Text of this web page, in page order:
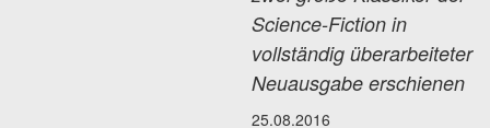
Science-Fiction in
vollständig überarbeiteter
Neuausgabe erschienen
25.08.2016